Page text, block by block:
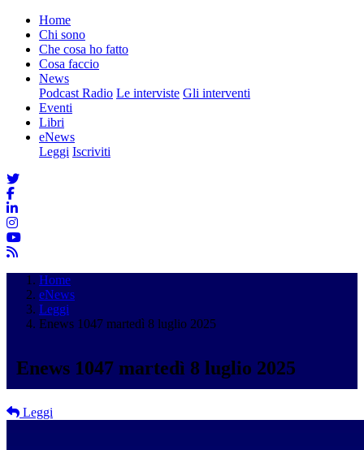
Home
Chi sono
Che cosa ho fatto
Cosa faccio
News
Podcast Radio Le interviste Gli interventi
Eventi
Libri
eNews
Leggi Iscriviti
Home
eNews
Leggi
Enews 1047 martedì 8 luglio 2025
Enews 1047 martedì 8 luglio 2025
Leggi